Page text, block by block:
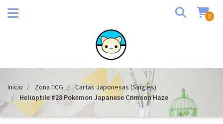
0
Inicio Zona TCG
Cartas Japonesas (Singles)
Helioptile #28 Pokemon Japanese Crimson Haze